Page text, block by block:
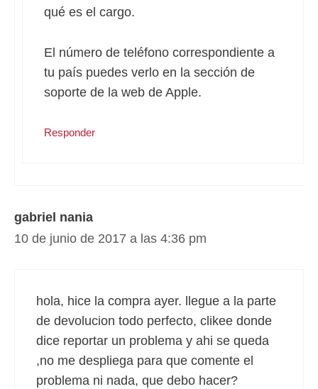
qué es el cargo.
El número de teléfono correspondiente a
tu país puedes verlo en la sección de
soporte de la web de Apple.
Responder
gabriel nania
10 de junio de 2017 a las 4:36 pm
hola, hice la compra ayer. llegue a la parte
de devolucion todo perfecto, clikee donde
dice reportar un problema y ahi se queda
,no me despliega para que comente el
problema ni nada, que debo hacer?